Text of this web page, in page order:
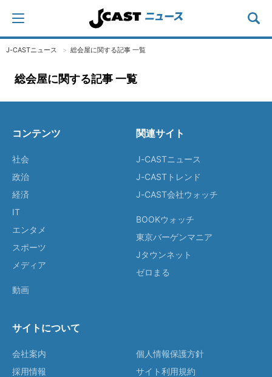
J-CASTニュース 総会屋に関する記事 一覧
総会屋に関する記事 一覧
コンテンツ
社会
政治
経済
IT
エンタメ
スポーツ
メディア
動画
関連サイト
J-CASTニュース
J-CASTトレンド
J-CAST会社ウォッチ
BOOKウォッチ
東京バーゲンマニア
Jタウンネット
ゼロまる
サイトについて
会社案内
採用情報
個人情報保護方針
サイト利用規約